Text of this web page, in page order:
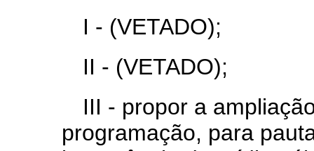
I - (VETADO);
II - (VETADO);
III - propor a
programação, para